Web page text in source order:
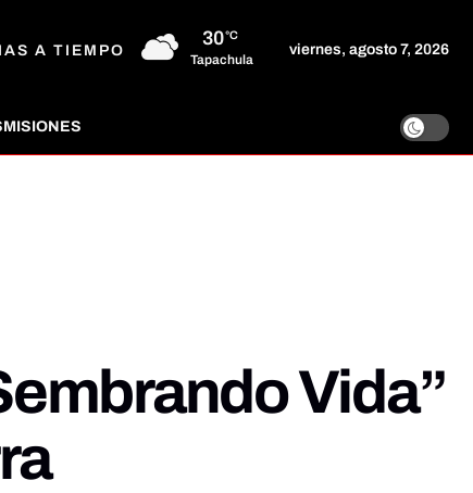
A TIEMPO
30°C
Tapachula
viernes, agosto 7, 2026
Vida”